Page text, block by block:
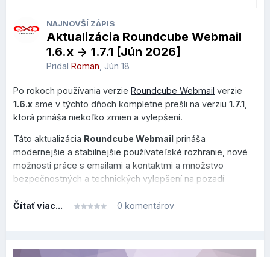
NAJNOVŠÍ ZÁPIS
Aktualizácia Roundcube Webmail
1.6.x -> 1.7.1 [Jún 2026]
Pridal Roman Jún 18
Po rokoch používania verzie Roundcube Webmail verzie
1.6.x sme v týchto dňoch kompletne prešli na verziu 1.7.1
ktorá prináša niekoľko zmien a vylepšení.
Táto aktualizácia Roundcube Webmail prináša
modernejšie a stabilnejšie používateľské rozhranie, nové
možnosti práce s emailami a kontaktmi a množstvo
bezpečnostných a technických vylepšení na pozadí
oblasti IT), v druhej sekcii je prehľad, čo sa zmenilo na
Čítať viac... 0 komentárov